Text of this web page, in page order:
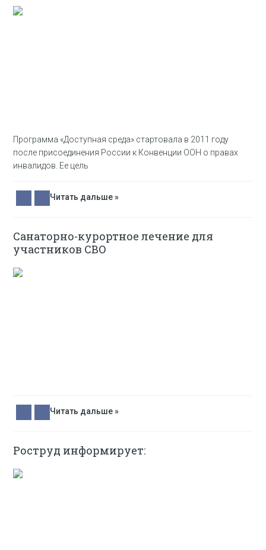
Программа «Доступная среда» стартовала в 2011 году
после присоединения России к Конвенции ООН о правах
инвалидов. Ее цель
Читать дальше »
Санаторно-курортное лечение для
участников СВО
Читать дальше »
Роструд информирует: